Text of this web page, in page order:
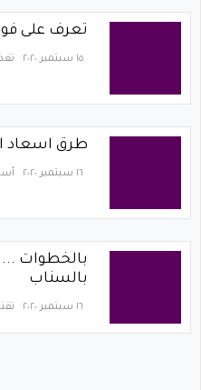
تعرف على
١٥ سبتمبر ٢٠٢٠
طرق اسعاد
١٦ سبتمبر ٢٠٢٠
بالخطوات
بالسناب
١٦ سبتمبر ٢٠٢٠